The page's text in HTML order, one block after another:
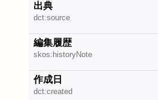
出典
dct:source
編集履歴
skos:historyNote
作成日
dct:created